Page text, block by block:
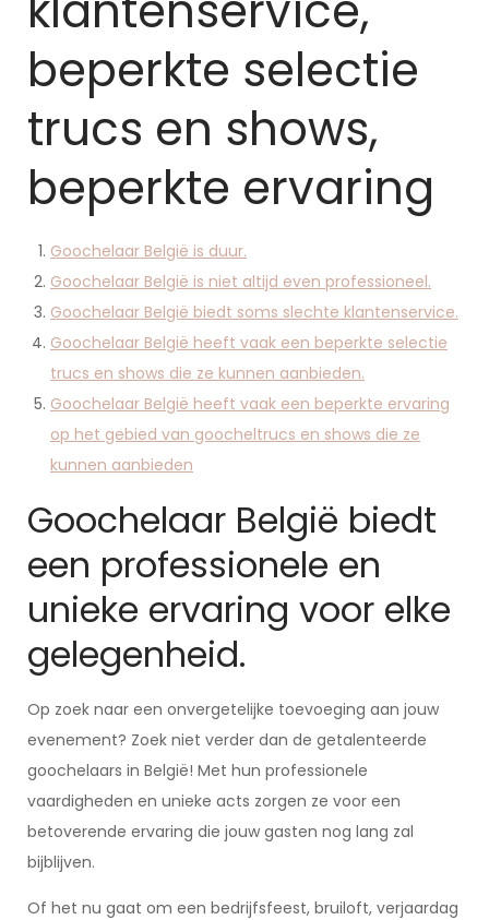
beperkte selectie
trucs en shows,
beperkte ervaring
Goochelaar België is duur.
Goochelaar België is niet altijd even professioneel.
Goochelaar België biedt soms slechte klantenservice.
Goochelaar België heeft vaak een beperkte selectie
trucs en shows die ze kunnen aanbieden.
Goochelaar België heeft vaak een beperkte ervaring
op het gebied van goocheltrucs en shows die ze
kunnen aanbieden
Goochelaar België biedt
een professionele en
unieke ervaring voor elke
gelegenheid.
Op zoek naar een onvergetelijke toevoeging aan jouw
evenement? Zoek niet verder dan de getalenteerde
goochelaars in België! Met hun professionele
vaardigheden en unieke acts zorgen ze voor een
betoverende ervaring die jouw gasten nog lang zal
bijblijven.
Of het nu gaat om een bedrijfsfeest, bruiloft, verjaardag